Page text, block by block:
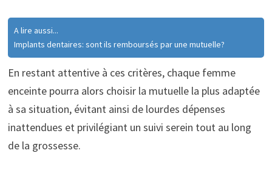
A lire aussi...
Implants dentaires: sont ils remboursés par une mutuelle?
En restant attentive à ces critères, chaque femme
enceinte pourra alors choisir la mutuelle la plus adaptée
à sa situation, évitant ainsi de lourdes dépenses
inattendues et privilégiant un suivi serein tout au long
de la grossesse.